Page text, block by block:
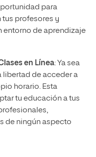
para
profesores y
de aprendizaje
en Línea: Ya sea
libertad de acceder a
horario. Esta
tu educación a tus
de ningún aspecto